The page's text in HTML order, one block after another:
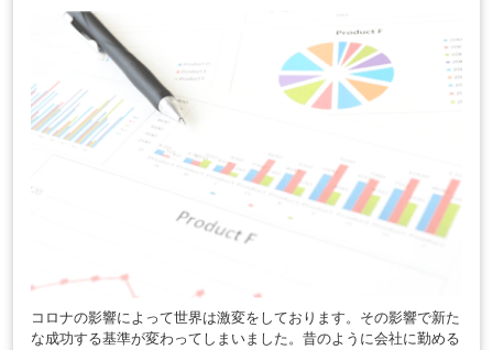
コロナの影響によって世界は激変をしております。その影響で新た
な成功する基準が変わってしまいました。昔のように会社に勤める